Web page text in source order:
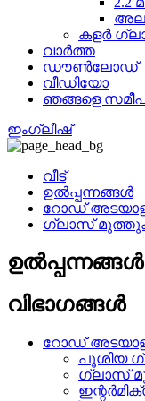
കളർ
വാർത്ത
ഡൗൺലോഡ്
വീഡിയോ
ഞങ്ങളെ
ഇംഗ്ലീഷ്
വീട്
ഉൽപ്പന്നങ്ങൾ
റോഡ്
ഗ്ലാസ്
ഉൽപ്പന്നങ്ങൾ
വിഭാഗങ്ങൾ
റോഡ്
പൂശിയ
ഗ്ലാസ്